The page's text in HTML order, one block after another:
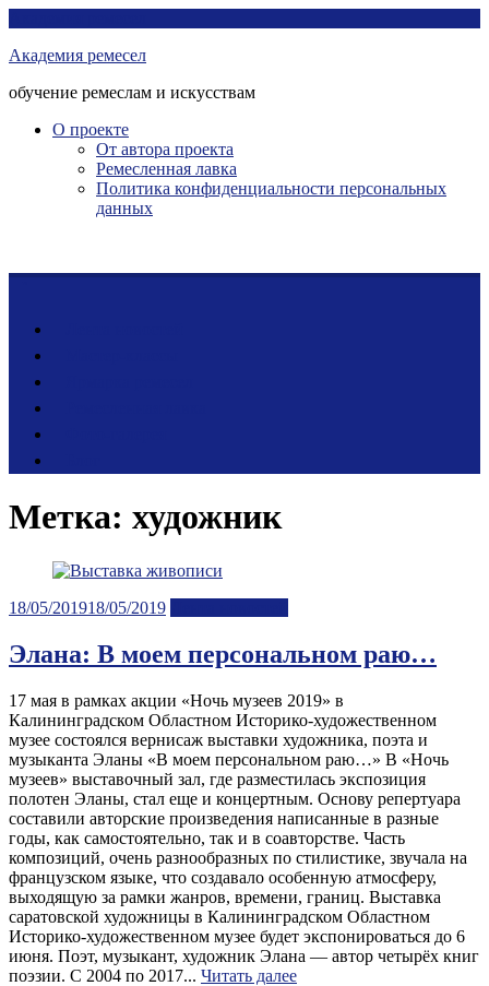
контенту
Академия ремесел
обучение ремеслам и искусствам
О проекте
От автора проекта
Ремесленная лавка
Политика конфиденциальности персональных
данных
Метка: художник
Posted
18/05/201918/05/2019
Элана: В моем персональном раю…
17 мая в рамках акции «Ночь музеев 2019» в
Калининградском Областном Историко-художественном
музее состоялся вернисаж выставки художника, поэта и
музыканта Эланы «В моем персональном раю…» В «Ночь
музеев» выставочный зал, где разместилась экспозиция
полотен Эланы, стал еще и концертным. Основу репертуара
составили авторские произведения написанные в разные
годы, как самостоятельно, так и в соавторстве. Часть
композиций, очень разнообразных по стилистике, звучала на
французском языке, что создавало особенную атмосферу,
выходящую за рамки жанров, времени, границ. Выставка
саратовской художницы в Калининградском Областном
Историко-художественном музее будет экспонироваться до 6
июня. Поэт, музыкант, художник Элана — автор четырёх книг
поэзии. С 2004 по 2017... Читать далее